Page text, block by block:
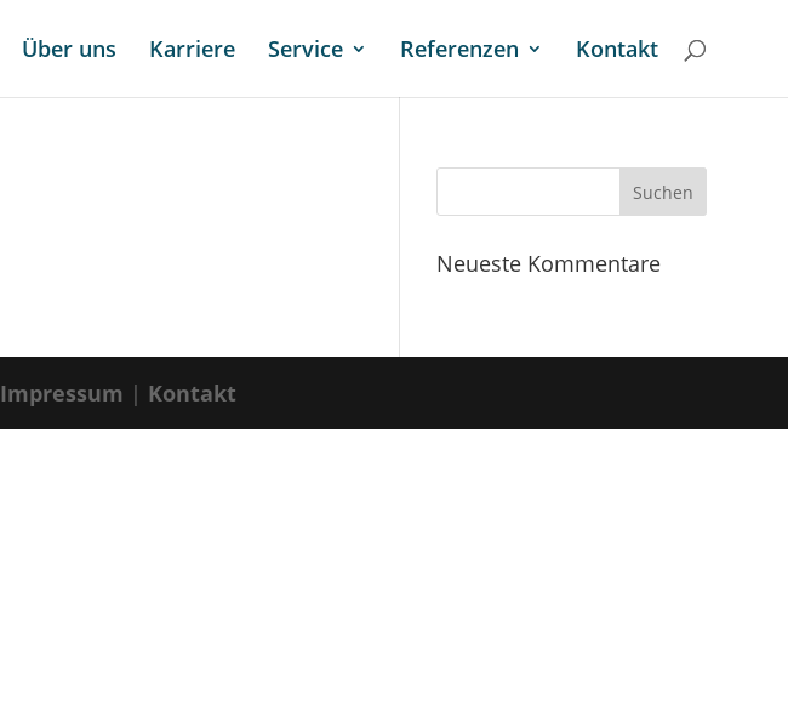
Über uns Karriere Service Referenzen Kontakt
Neueste Kommentare
Impressum | Kontakt